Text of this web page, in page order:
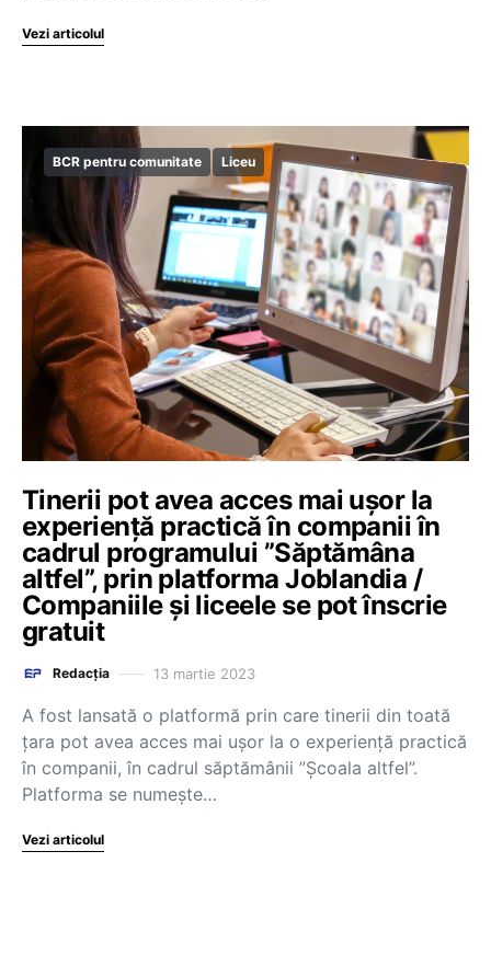
Vezi articolul
BCR pentru comunitate Liceu
Tinerii pot avea acces mai ușor la
experiență practică în companii în
cadrul programului ”Săptămâna
altfel”, prin platforma Joblandia /
Companiile și liceele se pot înscrie
gratuit
Redacția 13 martie 2023
A fost lansată o platformă prin care tinerii din toată
țara pot avea acces mai ușor la o experiență practică
în companii, în cadrul săptămânii ”Școala altfel”.
Platforma se numește…
Vezi articolul